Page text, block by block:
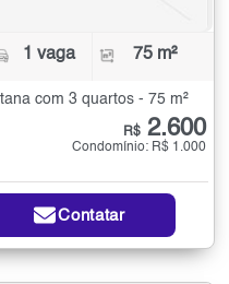
1 vaga 75 m²
com 3 quartos - 75 m²
R$ 2.600
Condomínio: R$ 1.000
Contatar